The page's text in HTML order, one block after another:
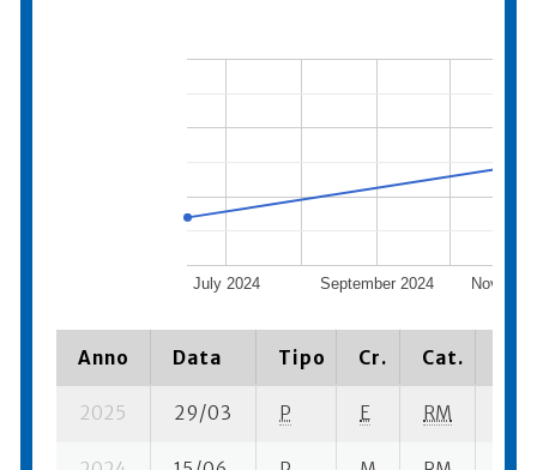
July 2024 September 2024
Anno Data Tipo Cr. Cat.
2025 29/03 P E RM